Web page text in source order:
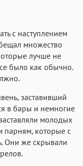
Times
Аа
New York
Аа
Аа
SF Mono
с наступлением
множество
лучше не
было как обычно.
заставивший
в бары и немногие
молодых
парням, которые с
Они же скрывали